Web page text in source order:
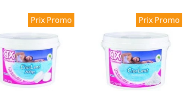
Prix Promo Prix Promo